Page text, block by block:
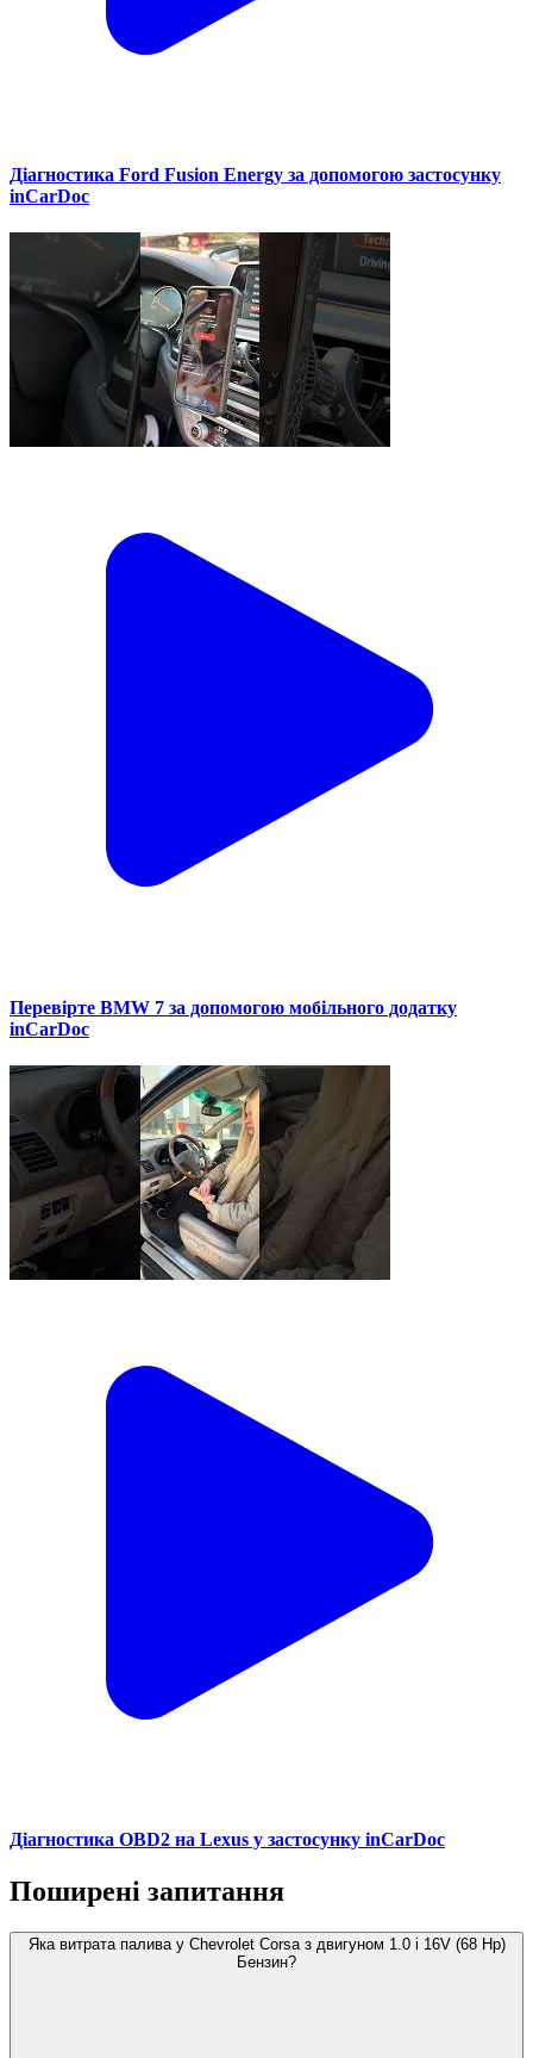
Діагностика Ford Fusion Energy за допомогою застосунку
inCarDoc
Перевірте BMW 7 за допомогою мобільного додатку
inCarDoc
Діагностика OBD2 на Lexus у застосунку inCarDoc
Поширені запитання
Яка витрата палива у Chevrolet Corsa з двигуном 1.0 i 16V (68 Hp)
Бензин?